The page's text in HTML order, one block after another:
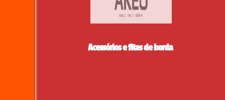
Acessórios e fitas de borda